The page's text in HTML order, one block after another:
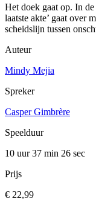
Het doek gaat op. In
laatste akte’ gaat over
scheidslijn tussen
Auteur
Mindy Mejia
Spreker
Casper Gimbrère
Speelduur
10 uur 37 min 26 sec
Prijs
€ 22,99